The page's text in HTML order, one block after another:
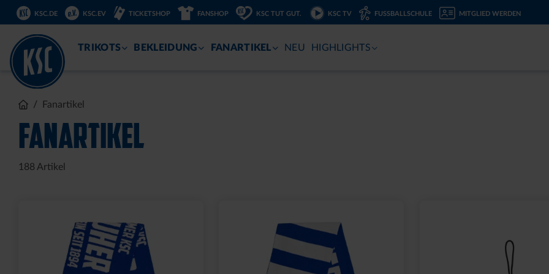
DIREKT
ZUM
KSC.DE KSC.EV TICKETSHOP FANSHOP KSC TUT GUT. KSC TV FUSSBALLSCHULE MITGLIED WERDEN
TRIKOTS BEKLEIDUNG FANARTIKEL NEU HIGHLIGHTS
Fanartikel
FANARTIKEL
188 Artikel